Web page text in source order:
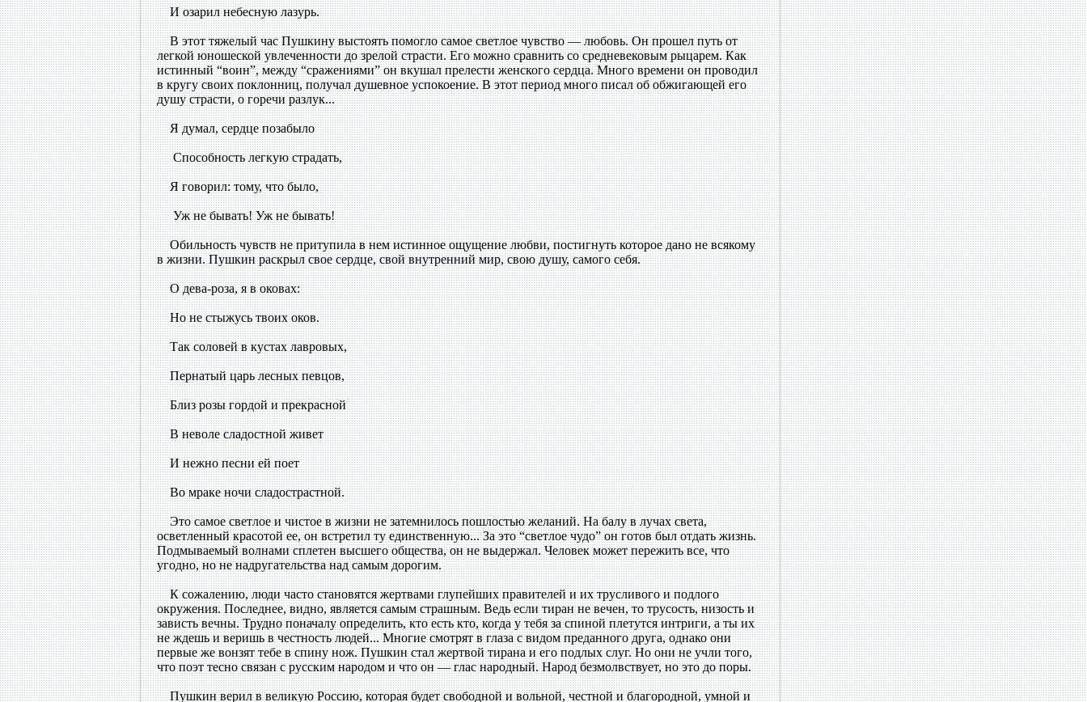
И озарил небесную лазурь.
В этот тяжелый час Пушкину выстоять помогло самое светлое чувство — любовь. Он прошел путь от
легкой юношеской увлеченности до зрелой страсти. Его можно сравнить со средневековым рыцарем. Как
истинный “воин”, между “сражениями” он вкушал прелести женского сердца. Много времени он проводил
в кругу своих поклонниц, получал душевное успокоение. В этот период много писал об обжигающей его
душу страсти, о горечи разлук...
Я думал, сердце позабыло
Способность легкую страдать,
Я говорил: тому, что было,
Уж не бывать! Уж не бывать!
Обильность чувств не притупила в нем истинное ощущение любви, постигнуть которое дано не всякому
в жизни. Пушкин раскрыл свое сердце, свой внутренний мир, свою душу, самого себя.
О дева-роза, я в оковах:
Но не стыжусь твоих оков.
Так соловей в кустах лавровых,
Пернатый царь лесных певцов,
Близ розы гордой и прекрасной
В неволе сладостной живет
И нежно песни ей поет
Во мраке ночи сладострастной.
Это самое светлое и чистое в жизни не затемнилось пошлостью желаний. На балу в лучах света,
осветленный красотой ее, он встретил ту единственную... За это “светлое чудо” он готов был отдать жизнь.
Подмываемый волнами сплетен высшего общества, он не выдержал. Человек может пережить все, что
угодно, но не надругательства над самым дорогим.
К сожалению, люди часто становятся жертвами глупейших правителей и их трусливого и подлого
окружения. Последнее, видно, является самым страшным. Ведь если тиран не вечен, то трусость, низость и
зависть вечны. Трудно поначалу определить, кто есть кто, когда у тебя за спиной плетутся интриги, а ты их
не ждешь и веришь в честность людей... Многие смотрят в глаза с видом преданного друга, однако они
первые же вонзят тебе в спину нож. Пушкин стал жертвой тирана и его подлых слуг. Но они не учли того,
что поэт тесно связан с русским народом и что он — глас народный. Народ безмолвствует, но это до поры.
Пушкин верил в великую Россию, которая будет свободной и вольной, честной и благородной, умной и